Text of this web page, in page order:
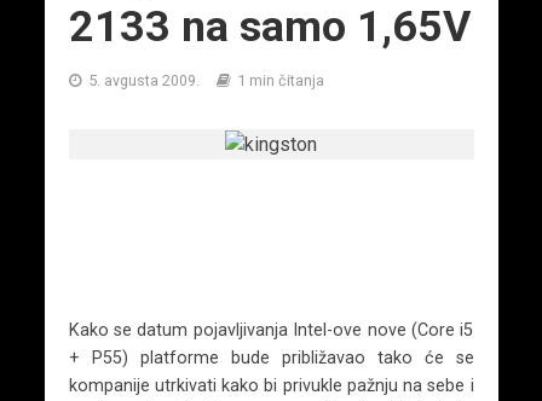
2133 na samo 1,65V
5. avgusta 2009. 1 min čitanja
Kako se datum pojavljivanja Intel-ove nove (Core i5
+ P55) platforme bude približavao tako će se
kompanije utrkivati kako bi privukle pažnju na sebe i